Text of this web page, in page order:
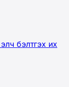
бэлтгэх их